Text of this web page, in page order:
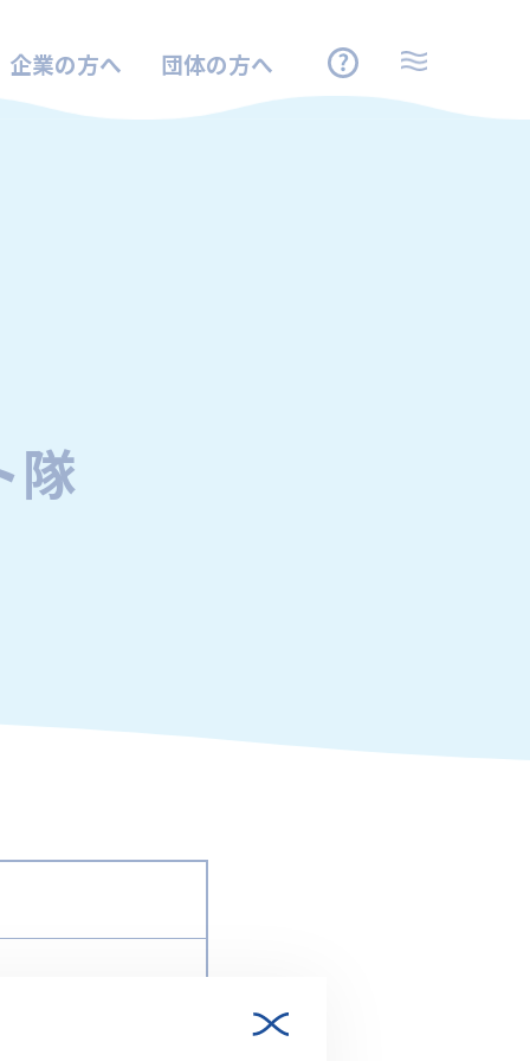
企業の方へ 団体の方へ
隊